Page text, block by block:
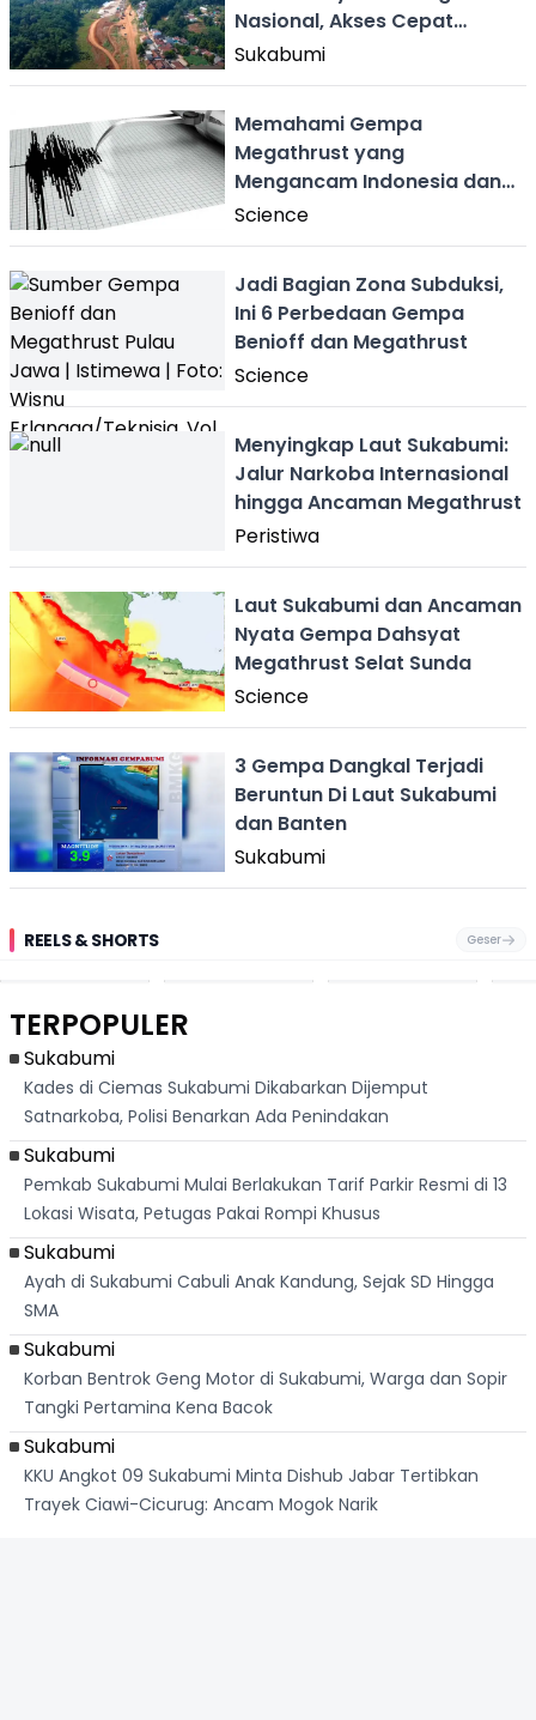
Nasional, Akses Cepat
Wisata Bocimi
Sukabumi
Memahami Gempa
Megathrust yang
Mengancam Indonesia dan
Catatan Sejarahnya
Science
Jadi Bagian Zona Subduksi,
Ini 6 Perbedaan Gempa
Benioff dan Megathrust
Science
Menyingkap Laut Sukabumi:
Jalur Narkoba Internasional
hingga Ancaman Megathrust
Peristiwa
Laut Sukabumi dan Ancaman
Nyata Gempa Dahsyat
Megathrust Selat Sunda
Science
3 Gempa Dangkal Terjadi
Beruntun Di Laut Sukabumi
dan Banten
Sukabumi
REELS & SHORTS Geser
Pantai
Cikembang,
Dari
Palabuhanratu
TERPOPULER
Sukabumi
Kades di Ciemas Sukabumi Dikabarkan Dijemput
Satnarkoba, Polisi Benarkan Ada Penindakan
Sukabumi
Pemkab Sukabumi Mulai Berlakukan Tarif Parkir Resmi di 13
Lokasi Wisata, Petugas Pakai Rompi Khusus
Sukabumi
Ayah di Sukabumi Cabuli Anak Kandung, Sejak SD Hingga
SMA
Sukabumi
Korban Bentrok Geng Motor di Sukabumi, Warga dan Sopir
Tangki Pertamina Kena Bacok
Sukabumi
KKU Angkot 09 Sukabumi Minta Dishub Jabar Tertibkan
Trayek Ciawi-Cicurug: Ancam Mogok Narik